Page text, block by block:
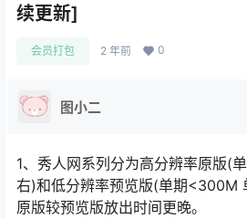
续更新]
会员打包 2 年前 0
图小二
1、秀人网系列分为高分辨率原版(
右)和低分辨率预览版(单期<300M
原版较预览版放出时间更晚。